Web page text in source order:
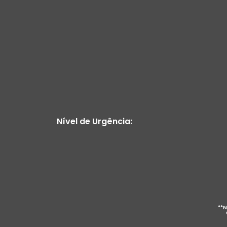
Nível de Urgência: